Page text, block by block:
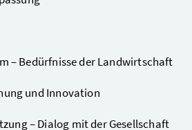
– Bedürfnisse der Landwirtschaft
und Innovation
– Dialog mit der Gesellschaft